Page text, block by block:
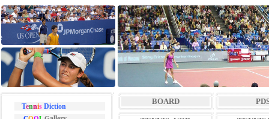
TennisDiction
BOARD